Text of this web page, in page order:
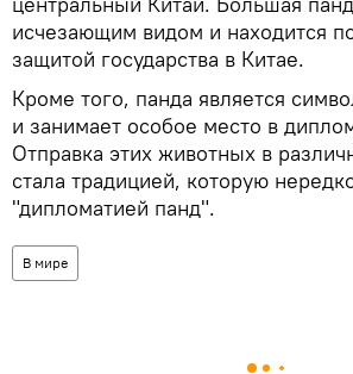
исчезающим видом и находится
защитой государства в Китае.
Кроме того, панда является
и занимает особое место в
Отправка этих животных в
стала традицией, которую
"дипломатией панд".
В мире